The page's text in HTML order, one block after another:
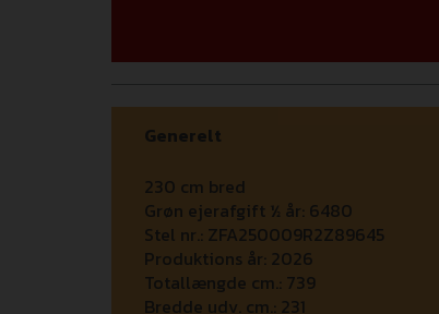
Generelt
230 cm bred
Grøn ejerafgift ½ år: 6480
Stel nr.: ZFA250009R2Z89645
Produktions år: 2026
Totallængde cm.: 739
Bredde udv. cm.: 231